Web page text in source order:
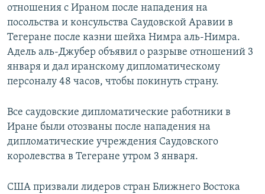
отношения с Ираном после нападения на
посольства и консульства Саудовской Аравии в
Тегеране после казни шейха Нимра аль-Нимра.
Адель аль-Джубер объявил о разрыве отношений 3
января и дал иранскому дипломатическому
персоналу 48 часов, чтобы покинуть страну.
Все саудовские дипломатические работники в
Иране были отозваны после нападения на
дипломатические учреждения Саудовского
королевства в Тегеране утром 3 января.
США призвали лидеров стран Ближнего Востока